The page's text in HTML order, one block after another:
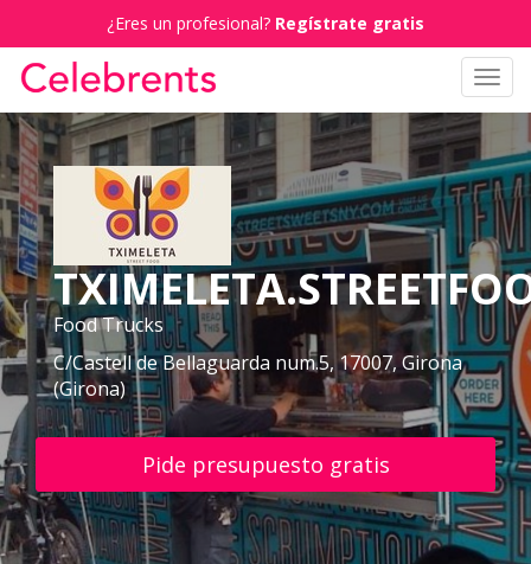
¿Eres un profesional? Regístrate gratis
Food Trucks
C/Castell de Bellaguarda num.5, 17007, Girona
(Girona)
Pide presupuesto gratis